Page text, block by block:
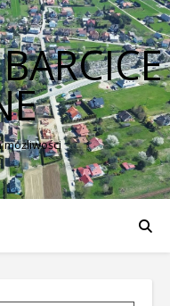
możliwości